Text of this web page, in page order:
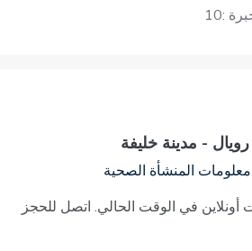
:10
- مدينة خليفة
معلومات المنشأة الصحية
أونلاين في الوقت الحالي. اتصل للحجز